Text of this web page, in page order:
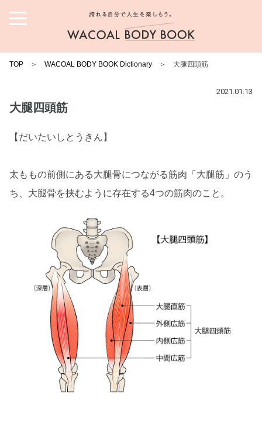
う。ワコール ボディブック
TOP＞ WACOAL BODY BOOK Dictionary＞ 大腿四頭筋
2021.01.13
大腿四頭筋
【だいたいしとうきん】
太ももの前側にある大腿骨につながる筋肉「大腿筋」のう
ち、大腿骨を挟むように存在する4つの筋肉のこと。